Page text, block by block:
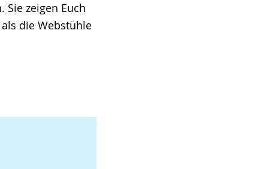
Sie zeigen Euch
die Webstühle